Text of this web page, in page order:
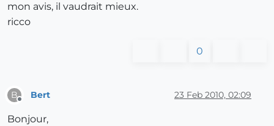
mon avis, il vaudrait mieux.
ricco
0
B Bert 23 Feb 2010, 02:09
Bonjour,